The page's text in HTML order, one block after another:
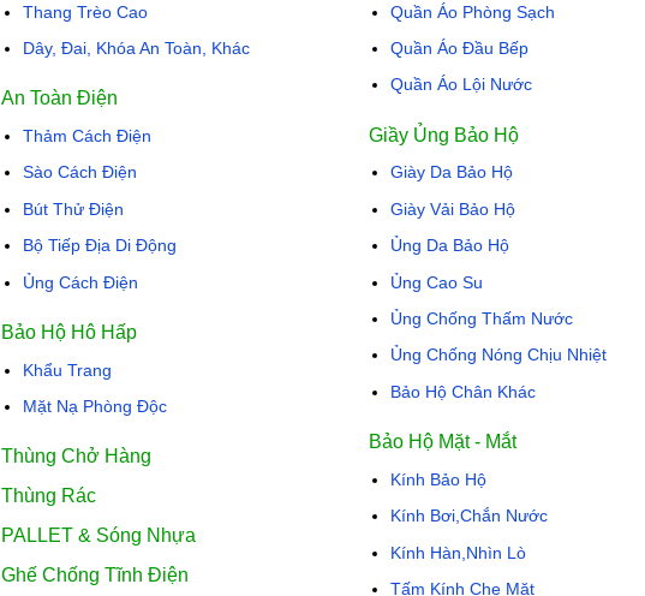
Thang Trèo Cao
Dây, Đai, Khóa An Toàn, Khác
An Toàn Điện
Thảm Cách Điện
Sào Cách Điện
Bút Thử Điện
Bộ Tiếp Địa Di Động
Ủng Cách Điện
Bảo Hộ Hô Hấp
Khẩu Trang
Mặt Nạ Phòng Độc
Thùng Chở Hàng
Thùng Rác
PALLET & Sóng Nhựa
Ghế Chống Tĩnh Điện
Quần Áo Phòng Sạch
Quần Áo Đầu Bếp
Quần Áo Lội Nước
Giầy Ủng Bảo Hộ
Giày Da Bảo Hộ
Giày Vải Bảo Hộ
Ủng Da Bảo Hộ
Ủng Cao Su
Ủng Chống Thấm Nước
Ủng Chống Nóng Chịu Nhiệt
Bảo Hộ Chân Khác
Bảo Hộ Mặt - Mắt
Kính Bảo Hộ
Kính Bơi,Chắn Nước
Kính Hàn,Nhìn Lò
Tấm Kính Che Mặt